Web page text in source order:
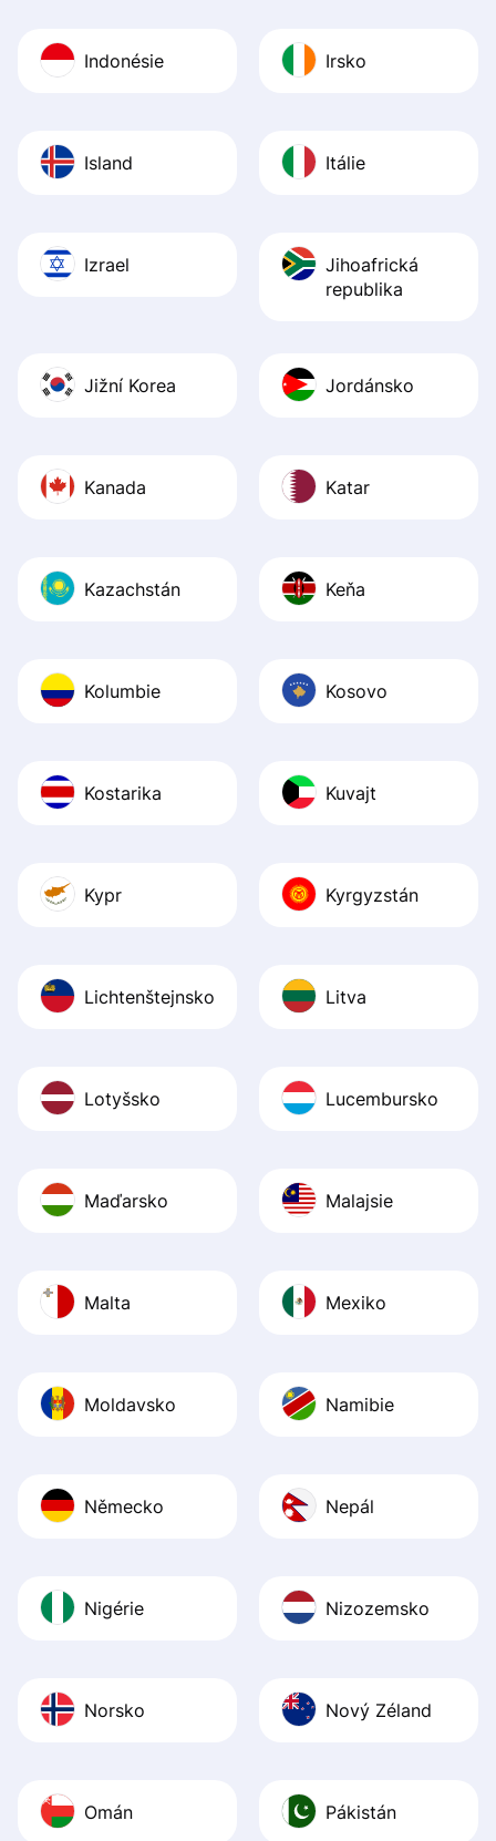
Indonésie Irsko
Island Itálie
Izrael
Jihoafrická
republika
Jižní Korea Jordánsko
Kanada Katar
Kazachstán Keňa
Kolumbie Kosovo
Kostarika Kuvajt
Kypr Kyrgyzstán
Lichtenštejnsko Litva
Lotyšsko Lucembursko
Maďarsko Malajsie
Malta Mexiko
Moldavsko Namibie
Německo Nepál
Nigérie Nizozemsko
Norsko Nový Zéland
Omán Pákistán